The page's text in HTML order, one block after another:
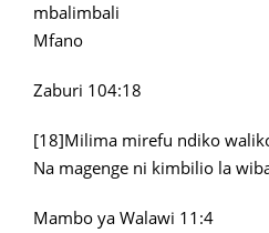
mbalimbali
Mfano
Zaburi 104:18
[18]Milima mirefu ndiko
Na magenge ni kimbilio la
Mambo ya Walawi 11:4